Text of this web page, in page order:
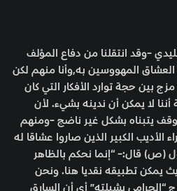
-وقد انتقلنا من دفاع المؤلف
المهووسين به,وأنا منهم لكن
بين حجة توارد الأفكار التي كان
لا يمكن أن ندينه بشيء. لأن
موقف يتبناه بشكل غير ناضج -ومنهم
الأديب الكبير الذين صاروا عشاقا له
(ص) قال:- “إنما نحكم بالظاهر
يمكن تطبيقه نقديا هنا. ونحن
“الحرامي بشيلته” أي أن السارق